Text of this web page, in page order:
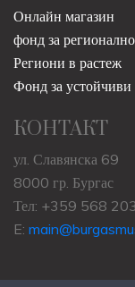
Онлайн магазин
фонд за
Региони в растеж
Фонд за устойчиви
КОНТАКТ
ул. Славянска 69
8000 гр. Бургас
Тел: +359 568
E: